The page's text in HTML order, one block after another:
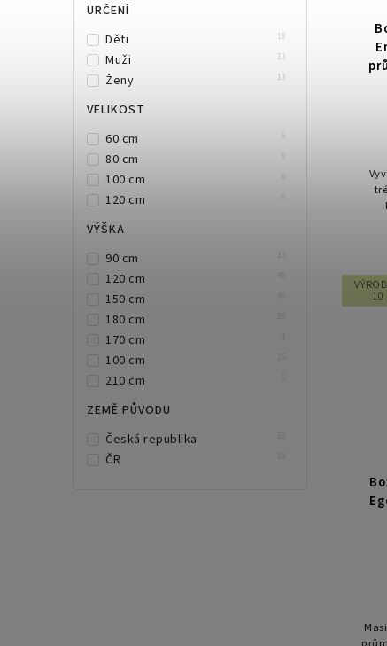
URČENÍ
Děti
18
Muži 13
Ženy 13
VELIKOST
60 cm
6
80 cm 6
100 cm 6
120 cm 6
VÝŠKA
90 cm
15
120 cm 40
150 cm 40
180 cm
170 cm
100 cm
210 cm
ZEMĚ PŮVODU
Česká republika
ČR